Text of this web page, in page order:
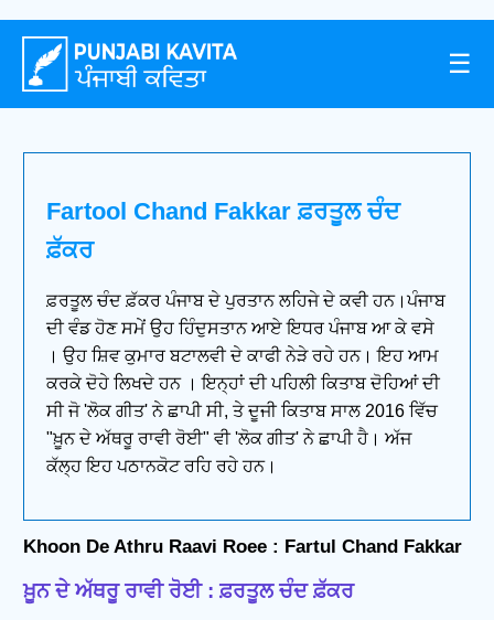
☰
Fartool Chand Fakkar ਫ਼ਰਤੂਲ ਚੰਦ
ਫ਼ੱਕਰ
ਫ਼ਰਤੂਲ ਚੰਦ ਫ਼ੱਕਰ ਪੰਜਾਬ ਦੇ ਪੁਰਤਾਨ ਲਹਿਜੇ ਦੇ ਕਵੀ ਹਨ।ਪੰਜਾਬ
ਦੀ ਵੰਡ ਹੋਣ ਸਮੇਂ ਉਹ ਹਿੰਦੁਸਤਾਨ ਆਏ ਇਧਰ ਪੰਜਾਬ ਆ ਕੇ ਵਸੇ
। ਉਹ ਸ਼ਿਵ ਕੁਮਾਰ ਬਟਾਲਵੀ ਦੇ ਕਾਫੀ ਨੇੜੇ ਰਹੇ ਹਨ। ਇਹ ਆਮ
ਕਰਕੇ ਦੋਹੇ ਲਿਖਦੇ ਹਨ । ਇਨ੍ਹਾਂ ਦੀ ਪਹਿਲੀ ਕਿਤਾਬ ਦੋਹਿਆਂ ਦੀ
ਸੀ ਜੋ 'ਲੋਕ ਗੀਤ' ਨੇ ਛਾਪੀ ਸੀ, ਤੇ ਦੂਜੀ ਕਿਤਾਬ ਸਾਲ 2016 ਵਿੱਚ
"ਖ਼ੂਨ ਦੇ ਅੱਥਰੂ ਰਾਵੀ ਰੋਈ" ਵੀ 'ਲੋਕ ਗੀਤ' ਨੇ ਛਾਪੀ ਹੈ। ਅੱਜ
ਕੱਲ੍ਹ ਇਹ ਪਠਾਨਕੋਟ ਰਹਿ ਰਹੇ ਹਨ।
Khoon De Athru Raavi Roee : Fartul Chand Fakkar
ਖ਼ੂਨ ਦੇ ਅੱਥਰੂ ਰਾਵੀ ਰੋਈ : ਫ਼ਰਤੂਲ ਚੰਦ ਫ਼ੱਕਰ